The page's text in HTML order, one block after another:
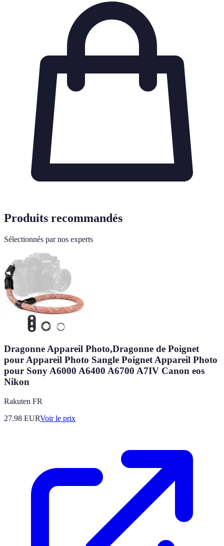
Produits recommandés
Sélectionnés par nos experts
Dragonne Appareil Photo,Dragonne de Poignet
pour Appareil Photo Sangle Poignet Appareil Photo
pour Sony A6000 A6400 A6700 A7IV Canon eos
Nikon
Rakuten FR
27.98 EURVoir le prix